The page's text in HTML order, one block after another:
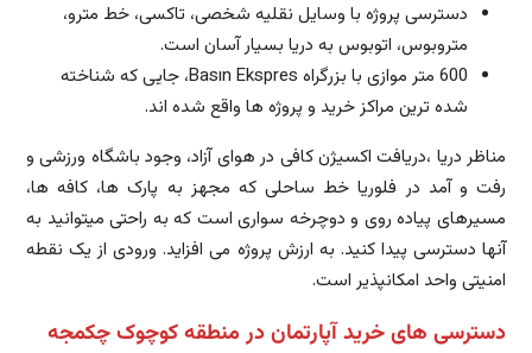
دسترسی پروژه با وسایل نقلیه شخصی، تاکسی، خط مترو،
متروبوس، اتوبوس به دریا بسیار آسان است.
600 متر موازی با بزرگراه Basın Ekspres، جایی که شناخته
شده ترین مراکز خرید و پروژه ها واقع شده اند.
مناظر دریا ،دریافت اکسیژن کافی در هوای آزاد، وجود باشگاه ورزشی و
رفت و آمد در فلوریا خط ساحلی که مجهز به پارک ها، کافه ها،
مسیرهای پیاده روی و دوچرخه سواری است که به راحتی میتوانید به
آنها دسترسی پیدا کنید. به ارزش پروژه می افزاید. ورودی از یک نقطه
امنیتی واحد امکانپذیر است.
دسترسی های خرید آپارتمان در منطقه کوچوک چکمجه